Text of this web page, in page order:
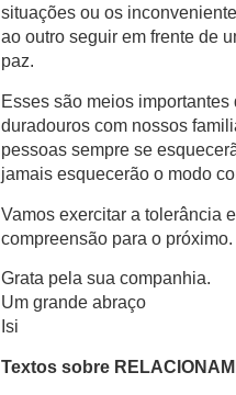
situações ou os
ao outro seguir em frente de
paz.
Esses são meios
duradouros com nossos
pessoas sempre se
jamais esquecerão o modo
Vamos exercitar a tolerância
compreensão para o próximo.
Grata pela sua companhia.
Um grande abraço
Isi
Textos sobre